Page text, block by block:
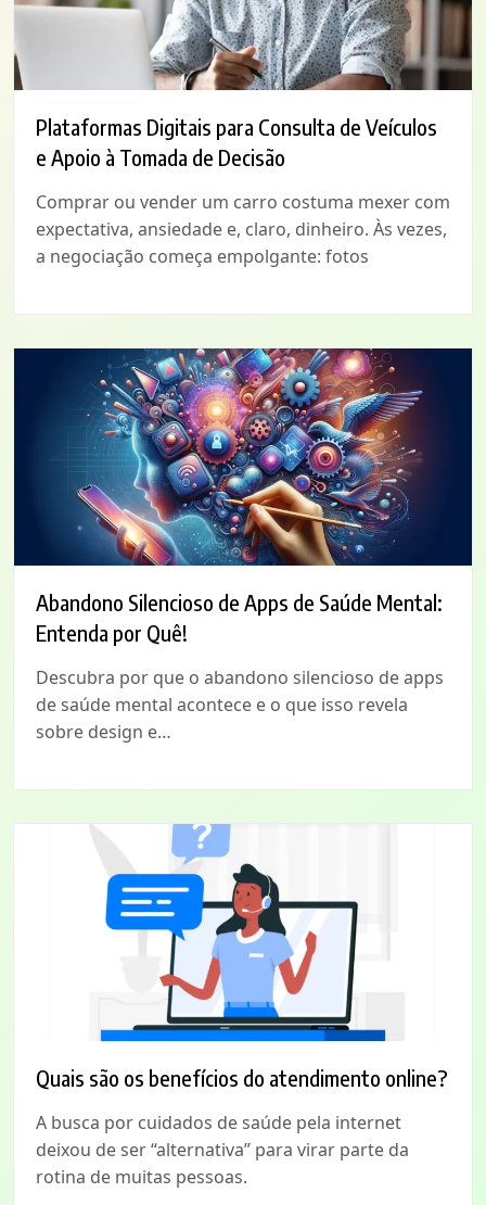
Plataformas Digitais para Consulta de Veículos
e Apoio à Tomada de Decisão
Comprar ou vender um carro costuma mexer com
expectativa, ansiedade e, claro, dinheiro. Às vezes,
a negociação começa empolgante: fotos
Abandono Silencioso de Apps de Saúde Mental:
Entenda por Quê!
Descubra por que o abandono silencioso de apps
de saúde mental acontece e o que isso revela
sobre design e…
Quais são os benefícios do atendimento online?
A busca por cuidados de saúde pela internet
deixou de ser “alternativa” para virar parte da
rotina de muitas pessoas.